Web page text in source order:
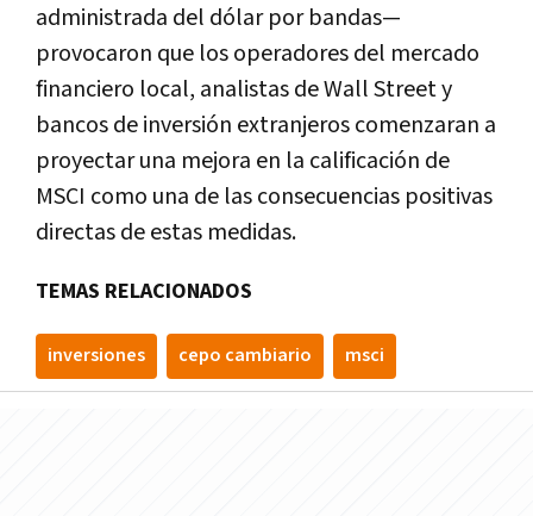
administrada del dólar por bandas—
provocaron que los operadores del mercado
financiero local, analistas de Wall Street y
bancos de inversión extranjeros comenzaran a
proyectar una mejora en la calificación de
MSCI como una de las consecuencias positivas
directas de estas medidas.
TEMAS RELACIONADOS
inversiones cepo cambiario msci